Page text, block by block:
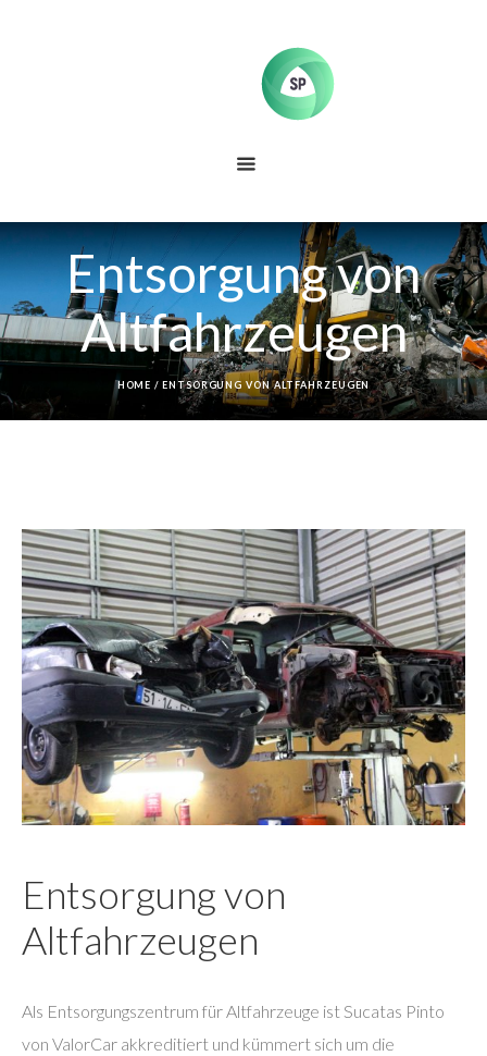
Entsorgung von
Altfahrzeugen
HOME /ENTSORGUNG VON ALTFAHRZEUGEN
Entsorgung von
Altfahrzeugen
Als Entsorgungszentrum für Altfahrzeuge ist Sucatas Pinto
von ValorCar akkreditiert und kümmert sich um die